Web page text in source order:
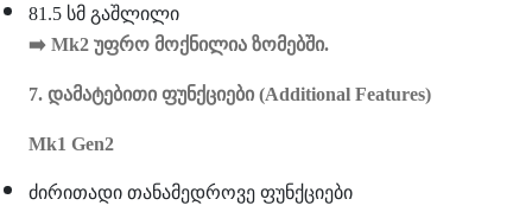
81.5 სმ გაშლილი
➡ ️ Mk2 უფრო მოქნილია ზომებში.
7. დამატებითი ფუნქციები (Additional Features)
Mk1 Gen2
ძირითადი თანამედროვე ფუნქციები